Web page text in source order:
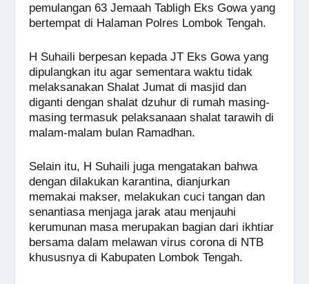
pemulangan 63 Jemaah Tabligh Eks Gowa yang
bertempat di Halaman Polres Lombok Tengah.
H Suhaili berpesan kepada JT Eks Gowa yang
dipulangkan itu agar sementara waktu tidak
melaksanakan Shalat Jumat di masjid dan
diganti dengan shalat dzuhur di rumah masing-
masing termasuk pelaksanaan shalat tarawih di
malam-malam bulan Ramadhan.
Selain itu, H Suhaili juga mengatakan bahwa
dengan dilakukan karantina, dianjurkan
memakai makser, melakukan cuci tangan dan
senantiasa menjaga jarak atau menjauhi
kerumunan masa merupakan bagian dari ikhtiar
bersama dalam melawan virus corona di NTB
khususnya di Kabupaten Lombok Tengah.